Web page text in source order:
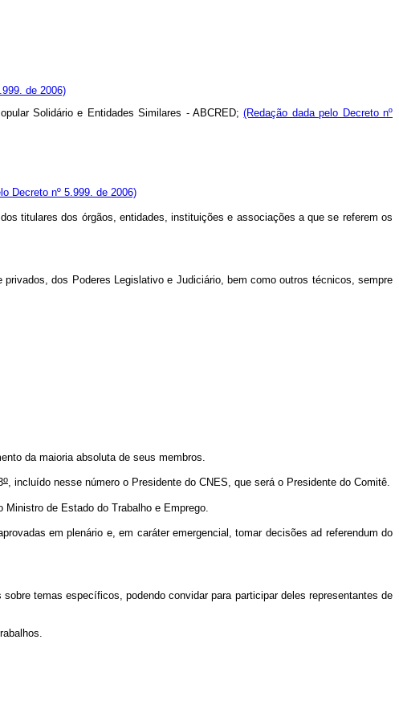
de 2006)
Solidário e Entidades Similares - ABCRED;(Redação dada pelo Decreto nº
Decreto nº 5.999. de 2006)
titulares dos órgãos, entidades, instituições e associações a que se referem os
dos Poderes Legislativo e Judiciário, bem como outros técnicos, sempre
da maioria absoluta de seus membros.
o, incluído nesse número o Presidente do CNES, que será o Presidente do Comitê.
de Estado do Trabalho e Emprego.
em plenário e, em caráter emergencial, tomar decisões ad referendum do
temas específicos, podendo convidar para participar deles representantes de